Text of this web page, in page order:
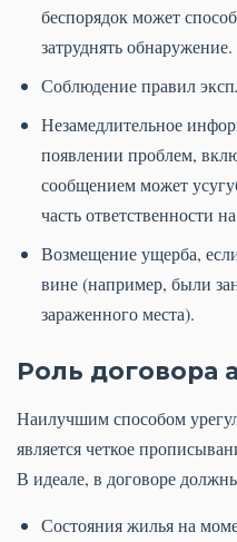
беспорядок может
затруднять обнаружение.
Соблюдение правил
Незамедлительное
появлении проблем,
сообщением может
часть ответственности
Возмещение ущерба,
вине (например, были
зараженного места).
Роль договора
Наилучшим способом
является четкое
В идеале, в договоре
Состояния жилья на